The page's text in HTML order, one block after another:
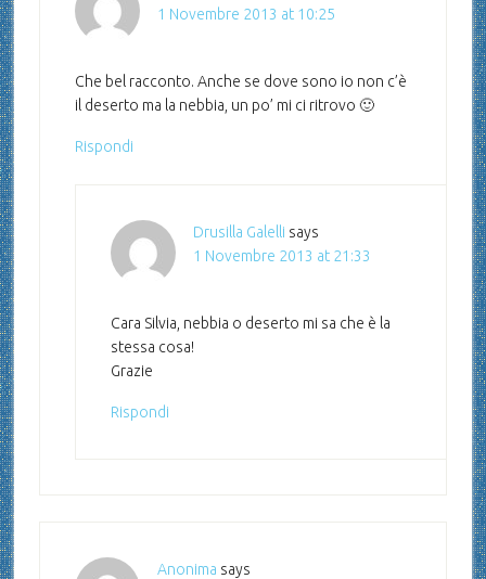
1 Novembre 2013 at 10:25
Che bel racconto. Anche se dove sono io non c’è
il deserto ma la nebbia, un po’ mi ci ritrovo 🙂
Rispondi
Drusilla Galelli says
1 Novembre 2013 at 21:33
Cara Silvia, nebbia o deserto mi sa che è la
stessa cosa!
Grazie
Rispondi
Anonima says